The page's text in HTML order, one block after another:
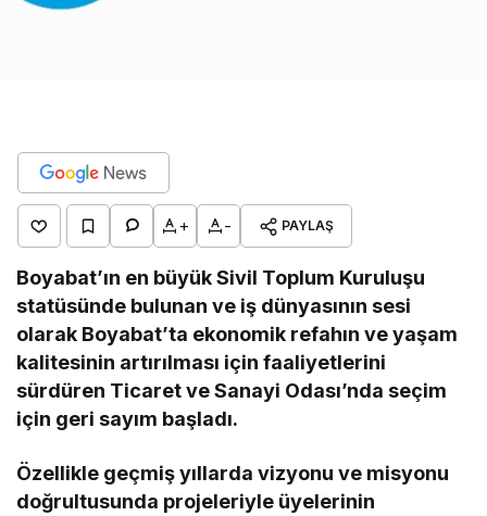
+ - PAYLAŞ
Boyabat’ın en büyük Sivil Toplum Kuruluşu
statüsünde bulunan ve iş dünyasının sesi
olarak Boyabat’ta ekonomik refahın ve yaşam
kalitesinin artırılması için faaliyetlerini
sürdüren Ticaret ve Sanayi Odası’nda seçim
için geri sayım başladı.
Özellikle geçmiş yıllarda vizyonu ve misyonu
doğrultusunda projeleriyle üyelerinin